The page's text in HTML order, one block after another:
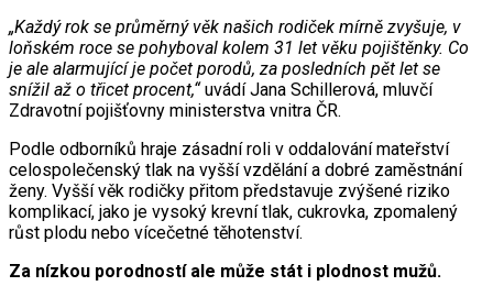
„Každý rok se průměrný věk našich rodiček mírně zvyšuje, v
loňském roce se pohyboval kolem 31 let věku pojištěnky. Co
je ale alarmující je počet porodů, za posledních pět let se
snížil až o třicet procent,“uvádí Jana Schillerová, mluvčí
Zdravotní pojišťovny ministerstva vnitra ČR.
Podle odborníků hraje zásadní roli v oddalování mateřství
celospolečenský tlak na vyšší vzdělání a dobré zaměstnání
ženy. Vyšší věk rodičky přitom představuje zvýšené riziko
komplikací, jako je vysoký krevní tlak, cukrovka, zpomalený
růst plodu nebo vícečetné těhotenství.
Za nízkou porodností ale může stát i plodnost mužů.